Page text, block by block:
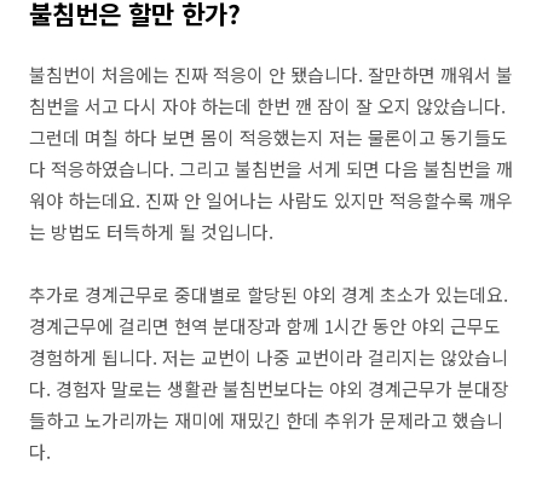
불침번은 할만 한가?
불침번이 처음에는 진짜 적응이 안 됐습니다. 잘만하면 깨워서 불
침번을 서고 다시 자야 하는데 한번 깬 잠이 잘 오지 않았습니다.
그런데 며칠 하다 보면 몸이 적응했는지 저는 물론이고 동기들도
다 적응하였습니다. 그리고 불침번을 서게 되면 다음 불침번을 깨
워야 하는데요. 진짜 안 일어나는 사람도 있지만 적응할수록 깨우
는 방법도 터득하게 될 것입니다.
추가로 경계근무로 중대별로 할당된 야외 경계 초소가 있는데요.
경계근무에 걸리면 현역 분대장과 함께 1시간 동안 야외 근무도
경험하게 됩니다. 저는 교번이 나중 교번이라 걸리지는 않았습니
다. 경험자 말로는 생활관 불침번보다는 야외 경계근무가 분대장
들하고 노가리까는 재미에 재밌긴 한데 추위가 문제라고 했습니
다.